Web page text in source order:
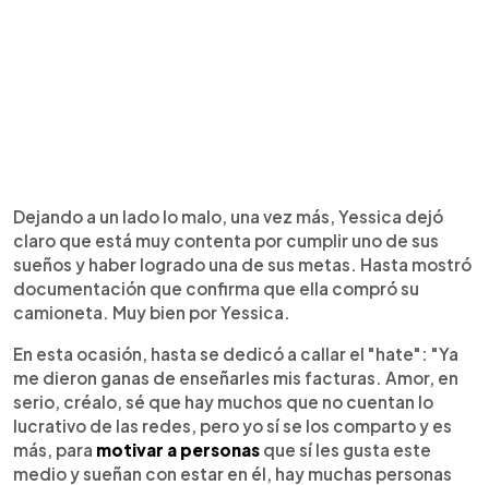
Dejando a un lado lo malo, una vez más, Yessica dejó
claro que está muy contenta por cumplir uno de sus
sueños y haber logrado una de sus metas. Hasta mostró
documentación que confirma que ella compró su
camioneta. Muy bien por Yessica.
En esta ocasión, hasta se dedicó a callar el "hate": "Ya
me dieron ganas de enseñarles mis facturas. Amor, en
serio, créalo, sé que hay muchos que no cuentan lo
lucrativo de las redes, pero yo sí se los comparto y es
más, para motivar a personas que sí les gusta este
medio y sueñan con estar en él, hay muchas personas